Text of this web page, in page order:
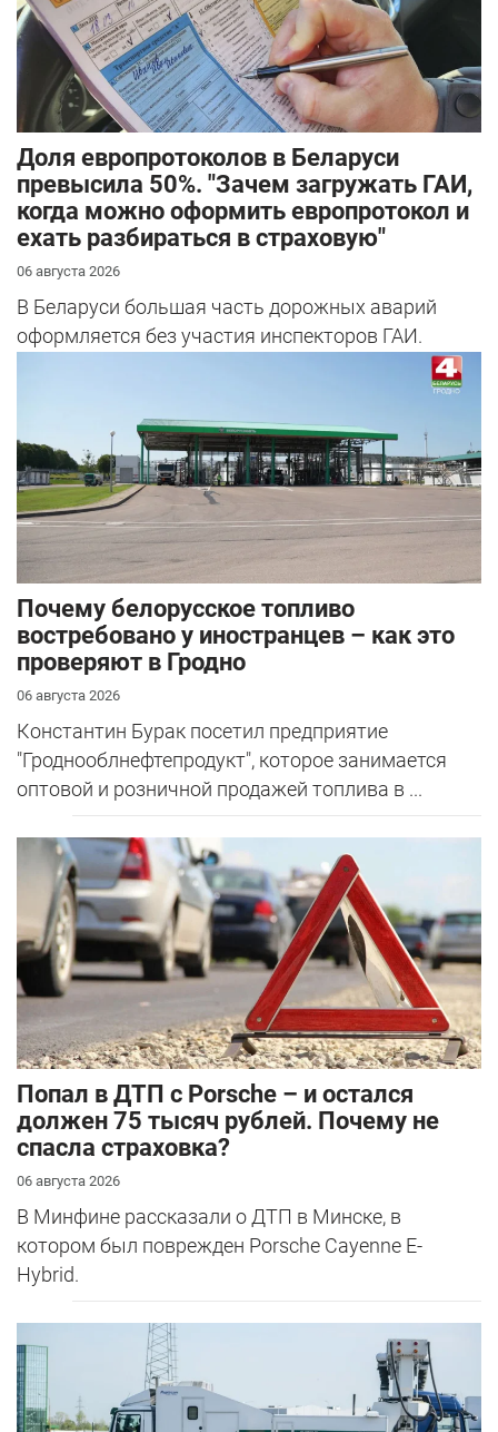
Доля европротоколов в Беларуси
превысила 50%. "Зачем загружать ГАИ,
когда можно оформить европротокол и
ехать разбираться в страховую"
06 августа 2026
В Беларуси большая часть дорожных аварий
оформляется без участия инспекторов ГАИ.
Почему белорусское топливо
востребовано у иностранцев – как это
проверяют в Гродно
06 августа 2026
Константин Бурак посетил предприятие
"Гроднооблнефтепродукт", которое занимается
оптовой и розничной продажей топлива в ...
​Попал в ДТП с Porsche – и остался
должен 75 тысяч рублей. Почему не
спасла страховка?
06 августа 2026
В Минфине рассказали о ДТП в Минске, в
котором был поврежден Porsche Cayenne E-
Hybrid.